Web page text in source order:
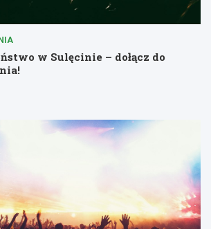
w Sulęcinie – dołącz do